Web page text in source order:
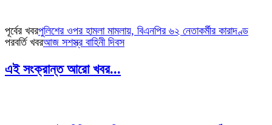
পূর্বের খবরপুলিশের ওপর হামলা মামলায়, বিএনপির ৬২ নেতাকর্মীর কারাদণ্ড
পরবর্তি খবরআজ সশস্ত্র বাহিনী দিবস
এই সংক্রান্ত আরো খবর...